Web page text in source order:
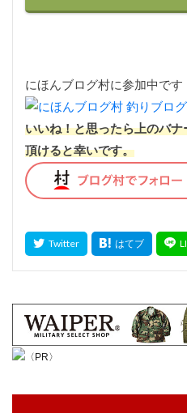
にほんブログ村に参加中です
いいね！と思ったら上のバ
頂けると幸いです。
〈PR〉